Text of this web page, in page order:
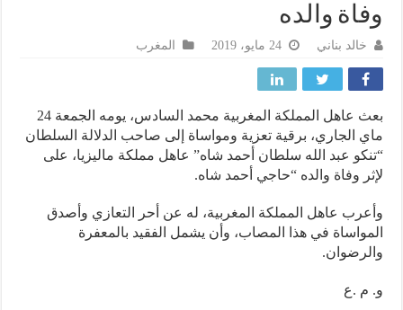
والده
خالد بناني المغرب
بعث عاهل المملكة المغربية محمد السادس، يومه الجمعة 24
الجاري، برقية تعزية ومواساة إلى صاحب الدلالة السلطان
عبد الله سلطان أحمد شاه” عاهل مملكة ماليزيا، على
وفاة والده “حاجي أحمد شاه.
عاهل المملكة المغربية، له عن أحر التعازي وأصدق
في هذا المصاب، وأن يشمل الفقيد بالمعفرة
.ع